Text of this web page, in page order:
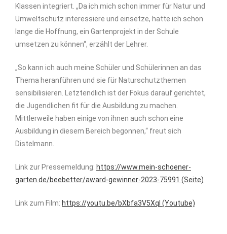
Klassen integriert. „Da ich mich schon immer für Natur und
Umweltschutz interessiere und einsetze, hatte ich schon
lange die Hoffnung, ein Gartenprojekt in der Schule
umsetzen zu können“, erzählt der Lehrer.
„So kann ich auch meine Schüler und Schülerinnen an das
Thema heranführen und sie für Naturschutzthemen
sensibilisieren. Letztendlich ist der Fokus darauf gerichtet,
die Jugendlichen fit für die Ausbildung zu machen.
Mittlerweile haben einige von ihnen auch schon eine
Ausbildung in diesem Bereich begonnen,“ freut sich
Distelmann.
Link zur Pressemeldung: https://www.mein-schoener-
garten.de/beebetter/award-gewinner-2023-75991 (Seite)
Link zum Film: https://youtu.be/bXbfa3V5XqI (Youtube)